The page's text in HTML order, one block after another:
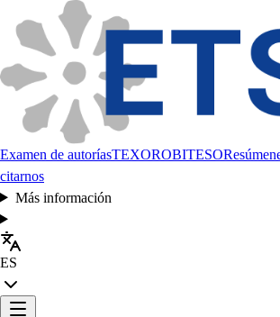
Examen de autoríasTEXOROBITESO
citarnos
Más información
ES